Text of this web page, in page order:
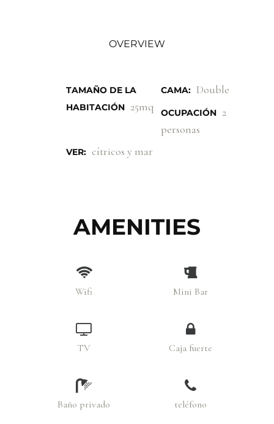
OVERVIEW
TAMAÑO DE LA
HABITACIÓN 25mq
CAMA: Double
OCUPACIÓN 2
personas
VER: cítricos y mar
AMENITIES
Wifi Mini Bar
TV Caja fuerte
Baño privado teléfono